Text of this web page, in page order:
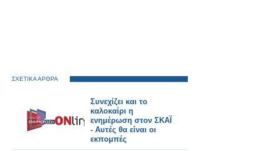
ΣΧΕΤΙΚΑ ΑΡΘΡΑ
Συνεχίζει και το
καλοκαίρι η
ενημέρωση στον ΣΚΑΪ
- Αυτές θα είναι οι
εκπομπές